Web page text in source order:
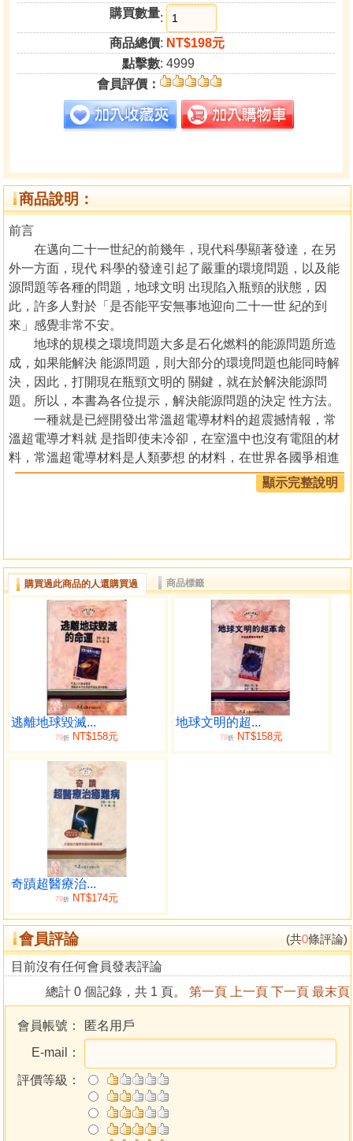
購買數量:
商品總價: NT$198元
點擊數: 4999
會員評價：
商品說明：
前言
在邁向二十一世紀的前幾年，現代科學顯著發達，在另
外一方面，現代 科學的發達引起了嚴重的環境問題，以及能
源問題等各種的問題，地球文明 出現陷入瓶頸的狀態，因
此，許多人對於「是否能平安無事地迎向二十一世 紀的到
來」感覺非常不安。
地球的規模之環境問題大多是石化燃料的能源問題所造
成，如果能解決 能源問題，則大部分的環境問題也能同時解
決，因此，打開現在瓶頸文明的 關鍵，就在於解決能源問
題。所以，本書為各位提示，解決能源問題的決定 性方法。
一種就是已經開發出常溫超電導材料的超震撼情報，常
溫超電導才料就 是指即使未冷卻，在室溫中也沒有電阻的材
料，常溫超電導材料是人類夢想 的材料，在世界各國爭相進
行關發競爭，日本也已開發出來了。而這個情報 藉著本書，
以往因為不能儲藏電，因此電力公司要配合最大 使用時的需
求量來發電。此外，還必須估計送電時的損失來進行發電。
但是 ，今後只要生產必要的電，不必再生產損失的部分，因
此，使得發電機的運 轉率大幅度降低。結果，發電時因為能
源消耗而造成環境污染，可以隨著能 源消耗的減少而確實減
另外一個能源問題的決定性解決方法，就是提示能源的
存在代替石油、 煤及核能，現在地球環境的污染，因為石
油、媒等石化燃料大量消耗所引起 的因素非常大，因此，尋
求能代替石油、煤及核能的「乾淨、安全、廉價、 大量存
在」的能源，但是，一般常識認為目前尚未發現這種理想的
．．．．．．．．．．．．．．．．．．．．．．．．．
深
作者介紹
深野一幸，1941年出生，畢業於東京大學應用物理系理
學科，為工業博士。以往研究科學無法說明的各種現象，結
果發現地球的科學文明及精神文明都非常落後。
地球文明落後的原因，是因為地球人不知道「宇宙的構
造」、「宇宙能量的存在」與「人類的雙重構造」，為了打
開目前陷入瓶頸的地球文明的僵局，掀起宇宙能量革命，改
變現代科學，意識改革等啟蒙活動。
主要著書包括『逃離地球毀滅的命運』、『宇宙能量的
超革命』、『地球文明的超革命』、『奇蹟超醫療治癒難
病』、『宇宙能量領導文明的超轉換』等。
顯示完整說明
購買過此商品的人還購買過 商品標籤
逃離地球毀滅...
79折 NT$158元
地球文明的超...
79折NT$158元
奇蹟超醫療治...
79折 NT$174元
會員評論 (共0條評論)
目前沒有任何會員發表評論
總計 0 個記錄，共 1 頁。 第一頁 上一頁 下一頁 最末頁
會員帳號：
匿名用戶
E-mail：
評價等級：